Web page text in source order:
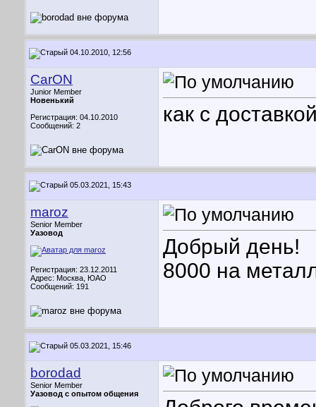
04.10.2010, 12:56
CarON
Junior Member
Новенький
Регистрация: 04.10.2010
Сообщений: 2
как с
05.03.2021, 15:43
maroz
Senior Member
Уазовод
Регистрация: 23.12.2011
Адрес: Москва, ЮАО
Сообщений: 191
Добрый день!
8000 на
05.03.2021, 15:46
borodad
Senior Member
Уазовод с опытом общения